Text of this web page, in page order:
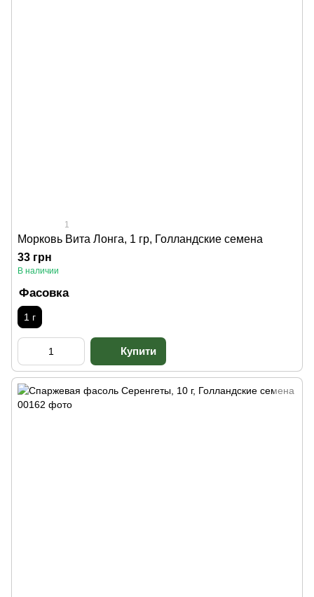
1
Морковь Вита Лонга, 1 гр, Голландские семена
33 грн
В наличии
Фасовка
1 г